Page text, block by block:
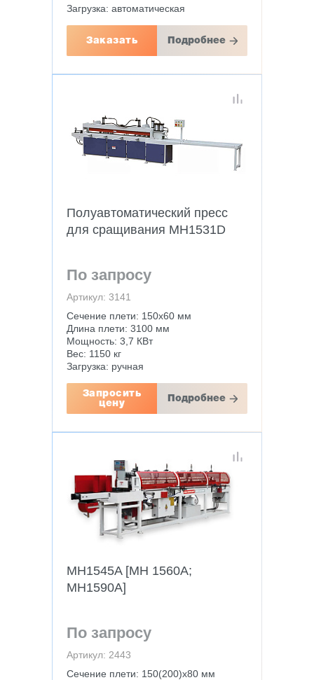
Загрузка: автоматическая
Заказать Подробнее
Полуавтоматический пресс
для сращивания MH1531D
По запросу
Артикул: 3141
Сечение плети: 150х60 мм
Длина плети: 3100 мм
Мощность: 3,7 КВт
Вес: 1150 кг
Загрузка: ручная
Запросить
цену
Подробнее
MH1545A [MH 1560A;
MH1590A]
По запросу
Артикул: 2443
Сечение плети: 150(200)х80 мм